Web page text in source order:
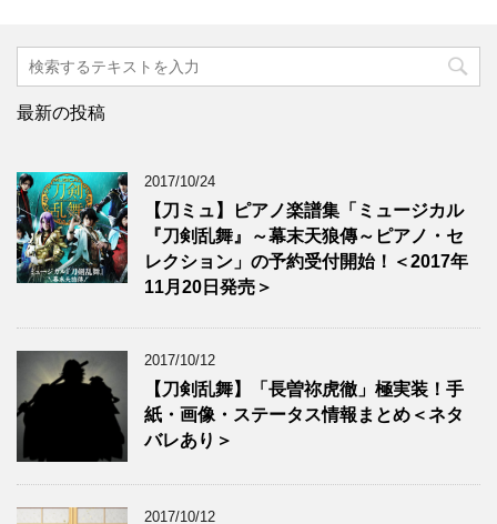
最新の投稿
2017/10/24
【刀ミュ】ピアノ楽譜集「ミュージカル
『刀剣乱舞』～幕末天狼傳～ピアノ・セ
レクション」の予約受付開始！＜2017年
11月20日発売＞
2017/10/12
【刀剣乱舞】「長曽祢虎徹」極実装！手
紙・画像・ステータス情報まとめ＜ネタ
バレあり＞
2017/10/12